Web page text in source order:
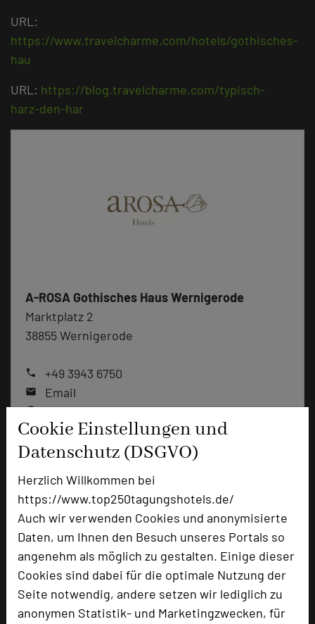
Cookie Einstellungen und
Datenschutz (DSGVO)
Herzlich Willkommen bei
https://www.top250tagungshotels.de/
Auch wir verwenden Cookies und anonymisierte
Daten, um Ihnen den Besuch unseres Portals so
angenehm als möglich zu gestalten. Einige dieser
Cookies sind dabei für die optimale Nutzung der
Seite notwendig, andere setzen wir lediglich zu
anonymen Statistik- und Marketingzwecken, für
URL:
https://www.travelcharme.com/hotels/gothisches-
hau
URL: https://blog.travelcharme.com/typisch-
harz-den-har
A-ROSA Gothisches Haus Wernigerode
Marktplatz 2
38855 Wernigerode
phone +49 3943 6750
mail Email
language Homepage
Bewertung
Tagungsplaner
Tagungsteilnehmer